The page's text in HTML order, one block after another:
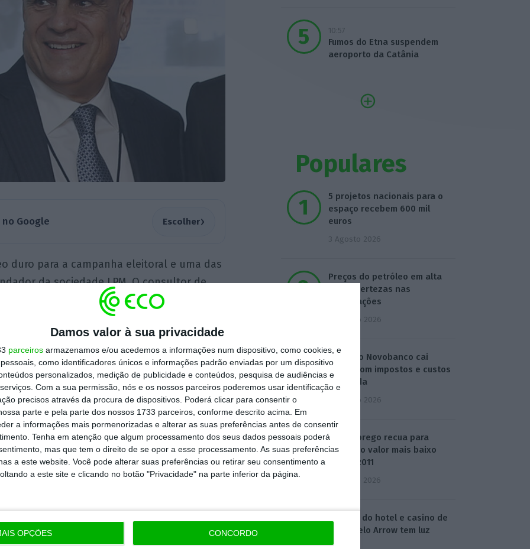
Damos valor à sua privacidade
parceiros armazenamos e/ou acedemos a informações num dispositivo, como cookies, e
como identificadores únicos e informações padrão enviadas por um dispositivo
personalizados, medição de publicidade e conteúdos, pesquisa de audiências e
Com a sua permissão, nós e os nossos parceiros poderemos usar identificação e
precisos através da procura de dispositivos. Poderá clicar para consentir o
parte e pela parte dos nossos 1733 parceiros, conforme descrito acima. Em
a informações mais pormenorizadas e alterar as suas preferências antes de consentir
Tenha em atenção que algum processamento dos seus dados pessoais poderá
mas que tem o direito de se opor a esse processamento. As suas preferências
a este website. Você pode alterar suas preferências ou retirar seu consentimento a
a este site e clicando no botão "Privacidade" na parte inferior da página.
OPÇÕES CONCORDO
Google Escolher›
duro para a campanha eleitoral e uma das
da sociedade LPM. O consultor de
um regresso temporário à vida ativa
Costa. Confrontado pelo ECO, Luís
incomodado com o que ocorreu em
para ajudar a campanha do PS“.
relacionado bem com António Costa, por
admiração política, quando este era
da Câmara Municipal de Lisboa, estando
(Turismo de Lisboa), colaborei em
anteriores e agora interrompi a reforma
já não tem funções executivas na
ressalva, ainda, que é, até maio,
da ATL.
10:57
Fumos do Etna suspendem
aeroporto da Catânia
Populares
5 projetos nacionais para o
espaço recebem 600 mil
euros
3 Agosto 2026
Preços do petróleo em alta
com incertezas nas
negociações
4 Agosto 2026
Lucro do Novobanco cai
15,6% com impostos e custos
da venda
4 Agosto 2026
Desemprego recua para
5,3%. É o valor mais baixo
desde 2011
5 Agosto 2026
Compra do hotel e casino de
Troia pelo Arrow tem luz
verde